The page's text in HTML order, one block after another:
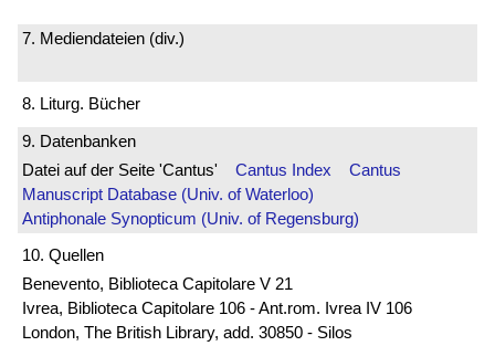
7. Mediendateien (div.)
8. Liturg. Bücher
9. Datenbanken
Datei auf der Seite 'Cantus' Cantus Index
Cantus
Manuscript Database (Univ. of Waterloo)
Antiphonale Synopticum (Univ. of Regensburg)
10. Quellen
Benevento, Biblioteca Capitolare V 21
Ivrea, Biblioteca Capitolare 106 - Ant.rom. Ivrea IV 106
London, The British Library, add. 30850 - Silos